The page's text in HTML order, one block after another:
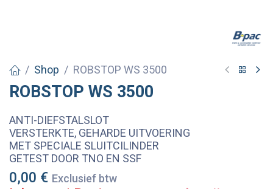
Shop ROBSTOP WS 3500
ROBSTOP WS 3500
ANTI-DIEFSTALSLOT
VERSTERKTE, GEHARDE UITVOERING
MET SPECIALE SLUITCILINDER
GETEST DOOR TNO EN SSF
0,00 € Exclusief btw